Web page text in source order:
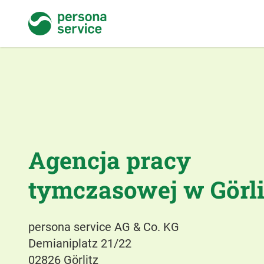
persona service
Agencja pracy
tymczasowej w
persona service AG & Co. KG
Demianiplatz 21/22
02826 Görlitz